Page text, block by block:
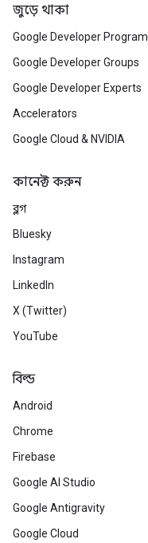
জুড়ে থাকা
Google Developer Program
Google Developer Groups
Google Developer Experts
Accelerators
Google Cloud & NVIDIA
কানেক্ট করুন
ব্লগ
Bluesky
Instagram
LinkedIn
X (Twitter)
YouTube
বিল্ড
Android
Chrome
Firebase
Google AI Studio
Google Antigravity
Google Cloud